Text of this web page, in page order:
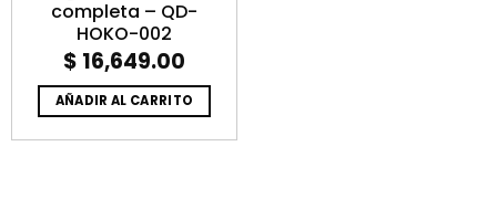
completa – QD-
HOKO-002
$ 16,649.00
AÑADIR AL CARRITO